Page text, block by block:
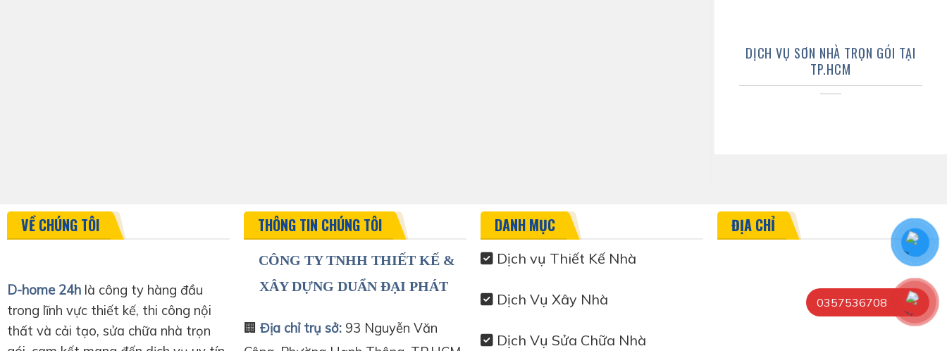
DỊCH VỤ SƠN NHÀ TRỌN GÓI TẠI
TP.HCM
VỀ CHÚNG TÔI
D-home 24h là công ty hàng đầu
trong lĩnh vực thiết kế, thi công nội
thất và cải tạo, sửa chữa nhà trọn
THÔNG TIN CHÚNG TÔI
CÔNG TY TNHH THIẾT KẾ &
XÂY DỰNG DUẨN ĐẠI PHÁT
🏢 Địa chỉ trụ sở: 93 Nguyễn Văn
DANH MỤC
Dịch vụ Thiết Kế Nhà
Dịch Vụ Xây Nhà
Dịch Vụ Sửa Chữa Nhà
ĐỊA CHỈ
0357536708